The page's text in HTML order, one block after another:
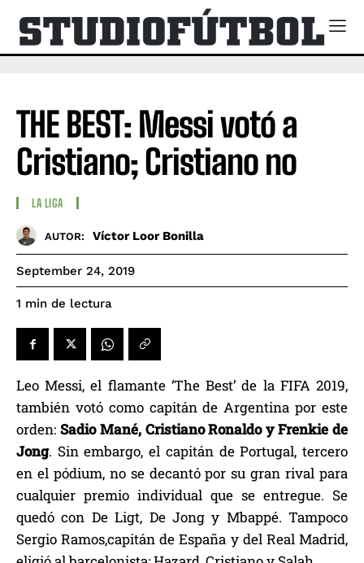
THE BEST: Messi votó a
Cristiano; Cristiano no
LA LIGA
AUTOR: Víctor Loor Bonilla
September 24, 2019
1 min de lectura
Leo Messi, el flamante ‘The Best’ de la FIFA 2019,
también votó como capitán de Argentina por este
orden: Sadio Mané, Cristiano Ronaldo y Frenkie de
Jong. Sin embargo, el capitán de Portugal, tercero
en el pódium, no se decantó por su gran rival para
cualquier premio individual que se entregue. Se
quedó con De Ligt, De Jong y Mbappé. Tampoco
Sergio Ramos,capitán de España y del Real Madrid,